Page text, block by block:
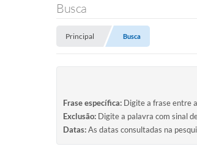
Busca
Principal Busca
Frase específica: Digite a frase entre
Exclusão: Digite a palavra com sinal
Datas:As datas consultadas na